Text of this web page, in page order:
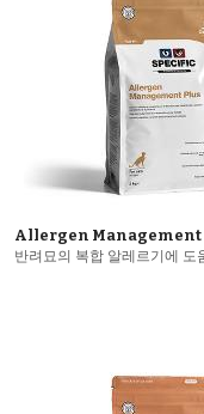
Allergen Management
반려묘의 복합 알레르기에 도